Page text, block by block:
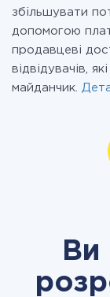
збільшувати
допомогою
продавцеві
відвідувачів,
майданчик.
Ви